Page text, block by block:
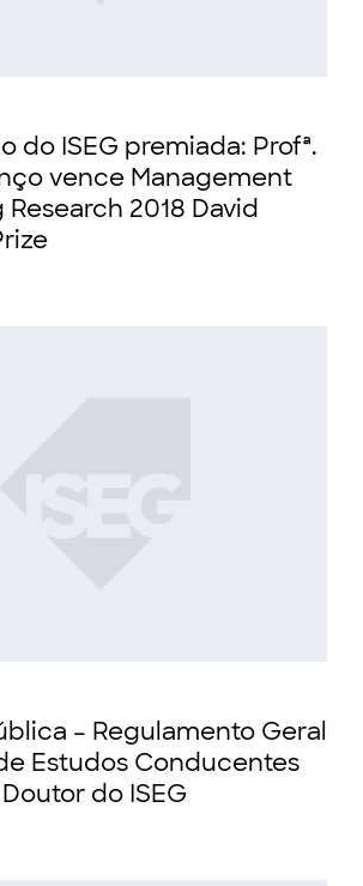
do ISEG premiada: Profª.
vence Management
2018 David
– Regulamento Geral
Estudos Conducentes
do ISEG